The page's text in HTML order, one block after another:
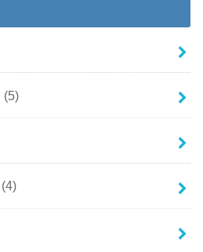
(5)
(4)